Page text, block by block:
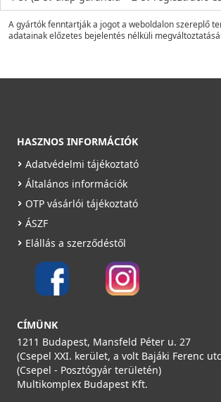
A gyártók fenntartják a jogot a weboldalon szereplő
adatainak előzetes bejelentés nélküli
HASZNOS INFORMÁCIÓK
Adatvédelmi tájékoztató
Általános információk
OTP vásárlói tájékoztató
ÁSZF
Elállás a szerződéstől
CÍMÜNK
1211 Budapest, Mansfeld Péter u. 27
(Csepel XXI. kerület, a volt Bajáki Ferenc
(Csepel - Posztógyár területén)
Multikomplex Budapest Kft.